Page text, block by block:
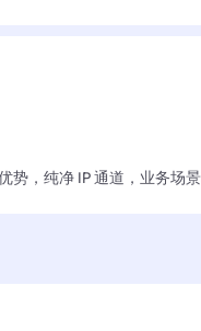
势，纯净 IP 通道，业务场景